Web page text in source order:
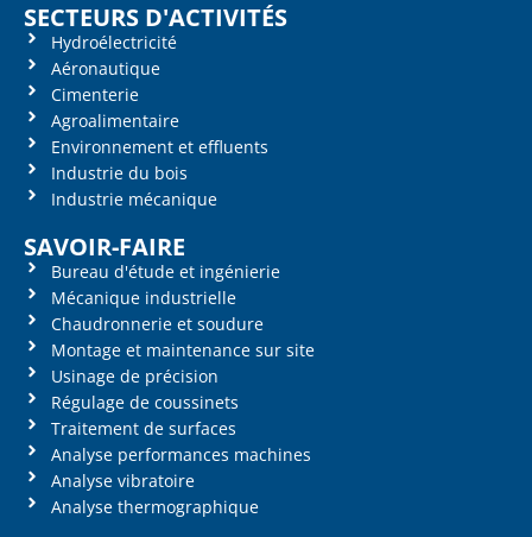
SECTEURS D'ACTIVITÉS
Hydroélectricité
Aéronautique
Cimenterie
Agroalimentaire
Environnement et effluents
Industrie du bois
Industrie mécanique
SAVOIR-FAIRE
Bureau d'étude et ingénierie
Mécanique industrielle
Chaudronnerie et soudure
Montage et maintenance sur site
Usinage de précision
Régulage de coussinets
Traitement de surfaces
Analyse performances machines
Analyse vibratoire
Analyse thermographique